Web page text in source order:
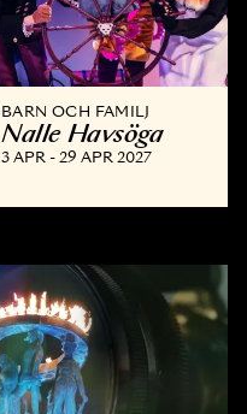
BARN OCH FAMILJ
Nalle Havsöga
3 APR - 29 APR 2027